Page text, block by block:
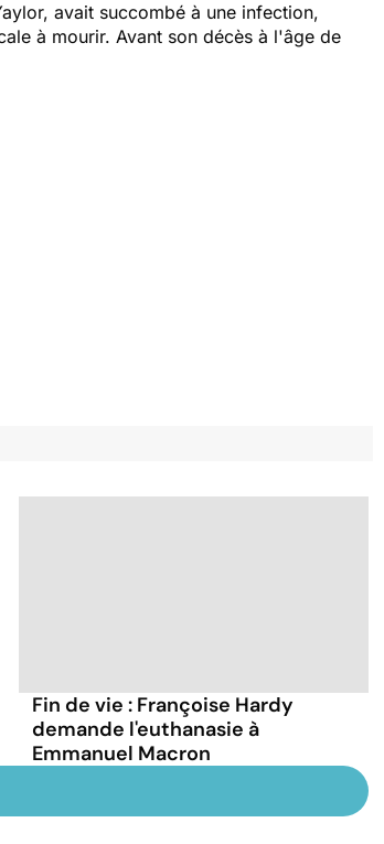
avait succombé à une infection,
à mourir. Avant son décès à l'âge de
Fin de vie : Françoise Hardy
demande l'euthanasie à
Emmanuel Macron